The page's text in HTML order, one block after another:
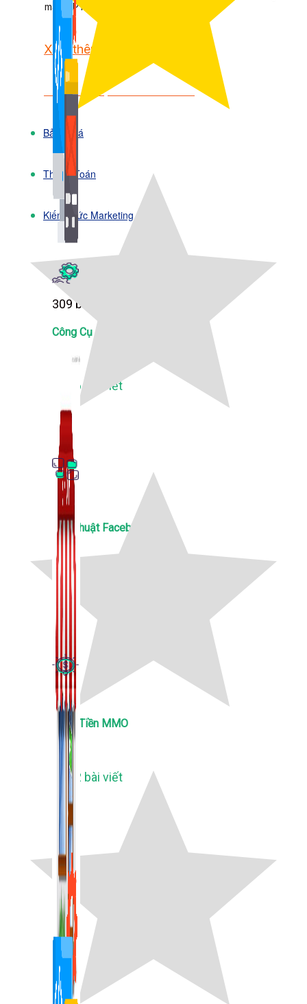
Kiến Thức Website
309 bài viết
mà ATPTeam triển khai.
Xem thêm phần mềm khác
Xem thêm phần mềm khác
Bảng Giá
Thanh Toán
Kiến Thức Marketing
Công Cụ Marketing
1,066 bài viết
Thủ Thuật Facebook
536 bài viết
Kiếm Tiền MMO
1,422 bài viết